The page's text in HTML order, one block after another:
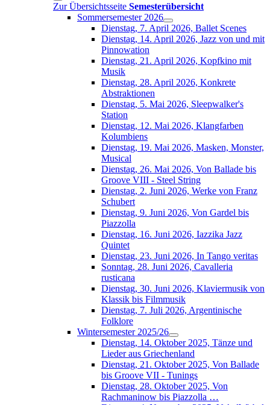
Zur Übersichtsseite Semesterübersicht
Sommersemester 2026
Dienstag, 7. April 2026, Ballet Scenes
Dienstag, 14. April 2026, Jazz von und mit
Pinnowation
Dienstag, 21. April 2026, Kopfkino mit
Musik
Dienstag, 28. April 2026, Konkrete
Abstraktionen
Dienstag, 5. Mai 2026, Sleepwalker's
Station
Dienstag, 12. Mai 2026, Klangfarben
Kolumbiens
Dienstag, 19. Mai 2026, Masken, Monster,
Musical
Dienstag, 26. Mai 2026, Von Ballade bis
Groove VIII - Steel String
Dienstag, 2. Juni 2026, Werke von Franz
Schubert
Dienstag, 9. Juni 2026, Von Gardel bis
Piazzolla
Dienstag, 16. Juni 2026, Iazzika Jazz
Quintet
Dienstag, 23. Juni 2026, In Tango veritas
Sonntag, 28. Juni 2026, Cavalleria
rusticana
Dienstag, 30. Juni 2026, Klaviermusik von
Klassik bis Filmmusik
Dienstag, 7. Juli 2026, Argentinische
Folklore
Wintersemester 2025/26
Dienstag, 14. Oktober 2025, Tänze und
Lieder aus Griechenland
Dienstag, 21. Oktober 2025, Von Ballade
bis Groove VII - Tunings
Dienstag, 28. Oktober 2025, Von
Rachmaninow bis Piazzolla …